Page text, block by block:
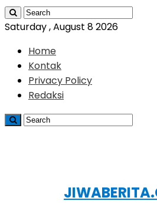
Saturday , August 8 2026
Home
Kontak
Privacy Policy
Redaksi